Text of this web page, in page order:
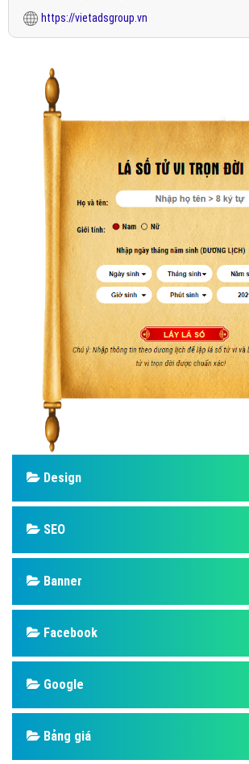
https://vietadsgroup.vn
Design
SEO
Banner
Facebook
Google
Bảng giá